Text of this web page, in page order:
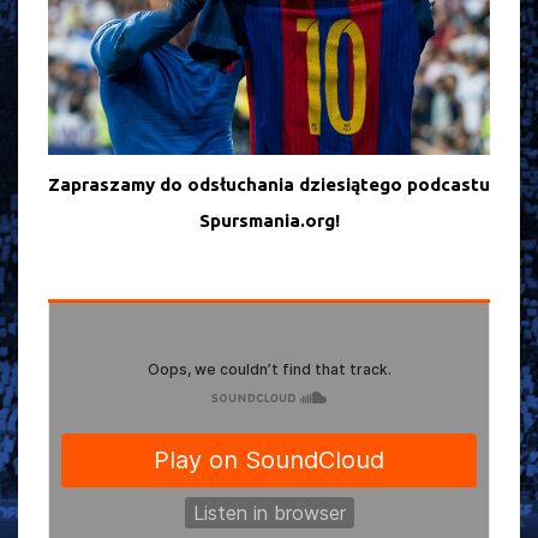
Zapraszamy do odsłuchania dziesiątego podcastu
Spursmania.org!